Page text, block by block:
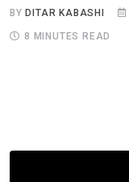
BYDITAR KABASHI
8 MINUTES READ